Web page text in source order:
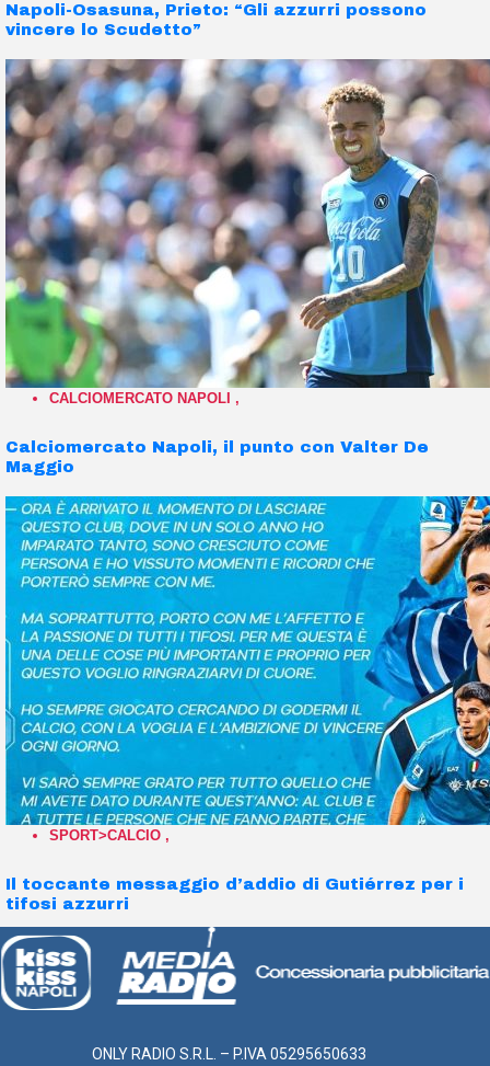
Napoli-Osasuna, Prieto: “Gli azzurri possono
vincere lo Scudetto”
CALCIOMERCATO NAPOLI ,
Calciomercato Napoli, il punto con Valter De
Maggio
SPORT>CALCIO ,
Il toccante messaggio d’addio di Gutiérrez per i
tifosi azzurri
ONLY RADIO S.R.L. – P.IVA 05295650633